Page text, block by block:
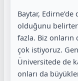
Baytar,
olduğunu
fazla. Biz onların
çok istiyoruz.
Üniversitede de
onları da